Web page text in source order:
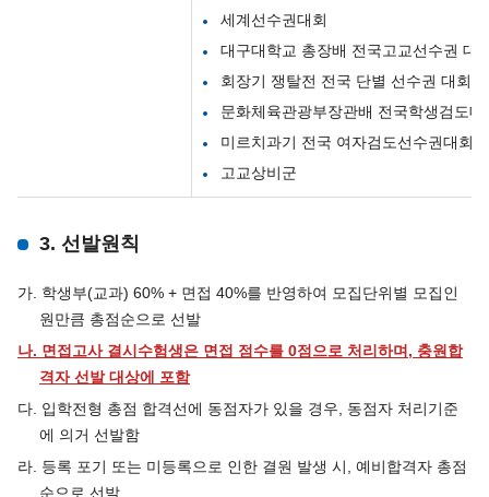
세계선수권대회
대구대학교 총장배 전국고교선수권 대
회장기 쟁탈전 전국 단별 선수권 대회
문화체육관광부장관배 전국학생검도대
미르치과기 전국 여자검도선수권대회
고교상비군
3. 선발원칙
가. 학생부(교과) 60% + 면접 40%를 반영하여 모집단위별 모집인
원만큼 총점순으로 선발
나. 면접고사 결시수험생은 면접 점수를 0점으로 처리하며, 충원합
격자 선발 대상에 포함
다. 입학전형 총점 합격선에 동점자가 있을 경우, 동점자 처리기준
에 의거 선발함
라. 등록 포기 또는 미등록으로 인한 결원 발생 시, 예비합격자 총점
순으로 선발